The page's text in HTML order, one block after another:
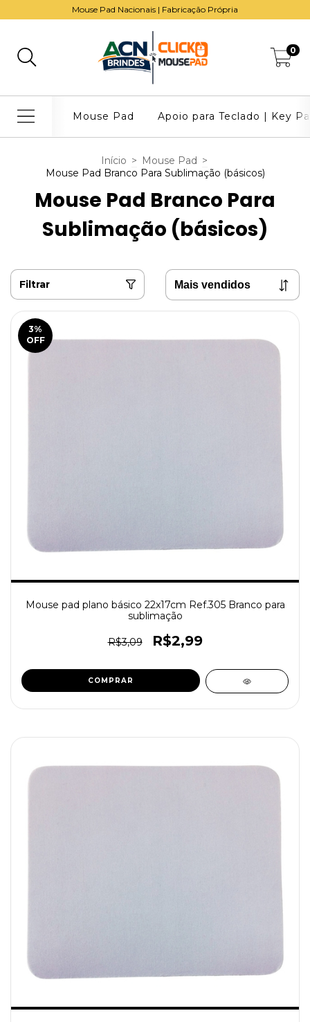
Mouse Pad Nacionais | Fabricação Própria
0
Mouse Pad Apoio para Teclado | Key
Início > Mouse Pad >
Mouse Pad Branco Para Sublimação (básicos)
Mouse Pad Branco Para
Sublimação (básicos)
Filtrar
3%
OFF
Mouse pad plano básico 22x17cm Ref.305 Branco para
sublimação
R$3,09 R$2,99